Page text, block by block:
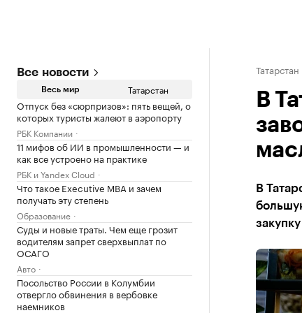
Все новости
Весь мир Татарстан
Отпуск без «сюрпризов»: пять вещей, о
которых туристы жалеют в аэропорту
РБК Компании
11 мифов об ИИ в промышленности — и
как все устроено на практике
РБК и Yandex Cloud
Что такое Executive MBA и зачем
получать эту степень
Образование
Суды и новые траты. Чем еще грозит
водителям запрет сверхвыплат по
ОСАГО
Авто
Посольство России в Колумбии
отвергло обвинения в вербовке
наемников
Татарстан
В
В